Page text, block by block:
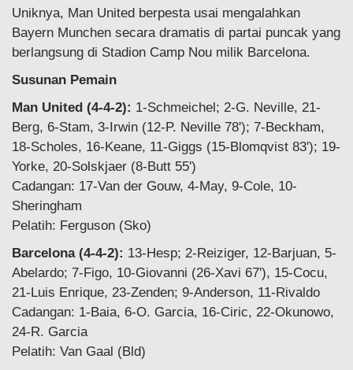
Uniknya, Man United berpesta usai mengalahkan
Bayern Munchen secara dramatis di partai puncak yang
berlangsung di Stadion Camp Nou milik Barcelona.
Susunan Pemain
Man United (4-4-2): 1-Schmeichel; 2-G. Neville, 21-
Berg, 6-Stam, 3-Irwin (12-P. Neville 78'); 7-Beckham,
18-Scholes, 16-Keane, 11-Giggs (15-Blomqvist 83'); 19-
Yorke, 20-Solskjaer (8-Butt 55')
Cadangan: 17-Van der Gouw, 4-May, 9-Cole, 10-
Sheringham
Pelatih: Ferguson (Sko)
Barcelona (4-4-2): 13-Hesp; 2-Reiziger, 12-Barjuan, 5-
Abelardo; 7-Figo, 10-Giovanni (26-Xavi 67'), 15-Cocu,
21-Luis Enrique, 23-Zenden; 9-Anderson, 11-Rivaldo
Cadangan: 1-Baia, 6-O. Garcia, 16-Ciric, 22-Okunowo,
24-R. Garcia
Pelatih: Van Gaal (Bld)